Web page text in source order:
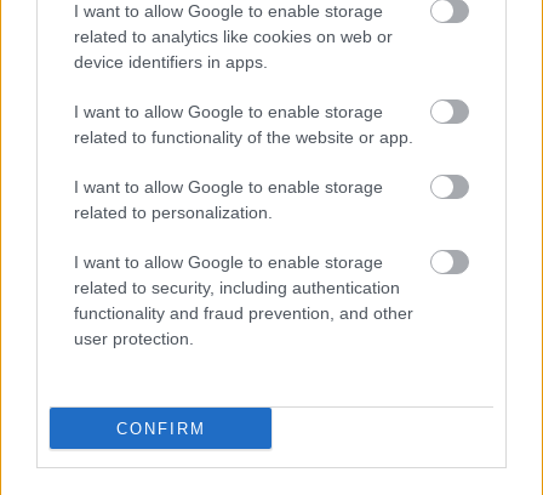
I want to allow Google to enable storage
related to analytics like cookies on web or
device identifiers in apps.
I want to allow Google to enable storage
related to functionality of the website or app.
I want to allow Google to enable storage
related to personalization.
I want to allow Google to enable storage
related to security, including authentication
functionality and fraud prevention, and other
user protection.
CONFIRM
Riga
szinhazhu•2013. április 07.
Több mint kétszáz rendezvénnyel készül Riga,
Lettország fővárosa 2014-re, amikor egy éven át
viseli az Európa Kulturális Fővárosa címet.